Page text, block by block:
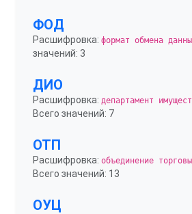
ФОД
Расшифровка: формат обмена
значений: 3
ДИО
Расшифровка: департамент
Всего значений: 7
ОТП
Расшифровка: объединение
Всего значений: 13
ОУЦ